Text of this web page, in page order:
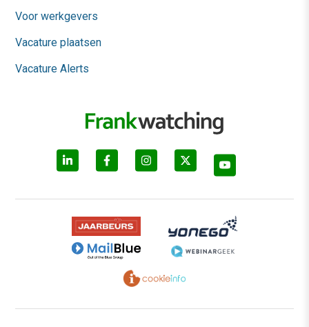
Voor werkgevers
Vacature plaatsen
Vacature Alerts